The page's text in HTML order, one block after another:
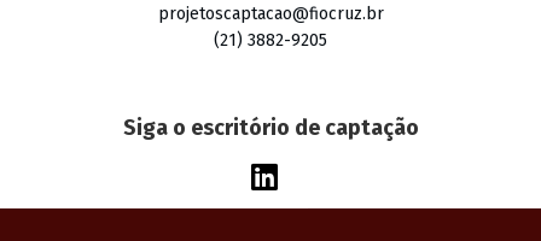
projetoscaptacao@fiocruz.br
(21) 3882-9205
Siga o escritório de captação